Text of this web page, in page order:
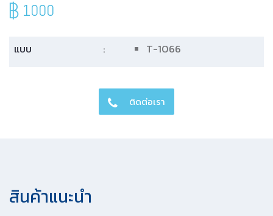
1000
แบบ : T-1066
ติดต่อเรา
สินค้าแนะนํา